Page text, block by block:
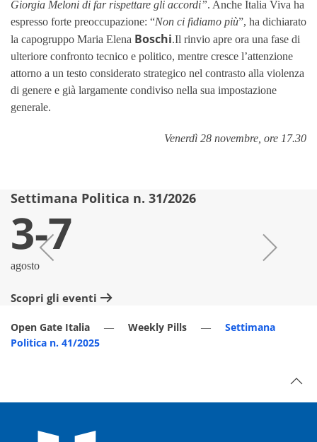
Giorgia Meloni di far rispettare gli accordi”. Anche Italia Viva ha
espresso forte preoccupazione: “Non ci fidiamo più”, ha dichiarato
la capogruppo Maria Elena Boschi.Il rinvio apre ora una fase di
ulteriore confronto tecnico e politico, mentre cresce l’attenzione
attorno a un testo considerato strategico nel contrasto alla violenza
di genere e già largamente condiviso nella sua impostazione
generale.
Venerdì 28 novembre, ore 17.30
Settimana Politica n. 31/2026
3-7
agosto
Scopri gli eventi
Open Gate Italia Weekly Pills
Settimana
Politica n. 41/2025